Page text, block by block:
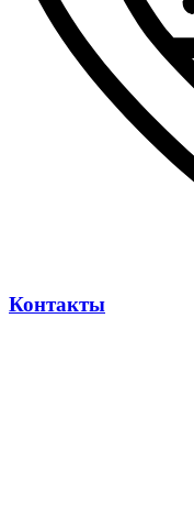
Контакты